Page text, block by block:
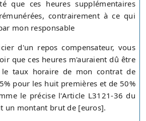
que ces heures supplémentaires
contrairement à ce qui
mon responsable
d'un repos compensateur, vous
que ces heures m'auraient dû être
le taux horaire de mon contrat de
pour les huit premières et de 50%
le précise l'Article L3121-36 du
un montant brut de [euros].